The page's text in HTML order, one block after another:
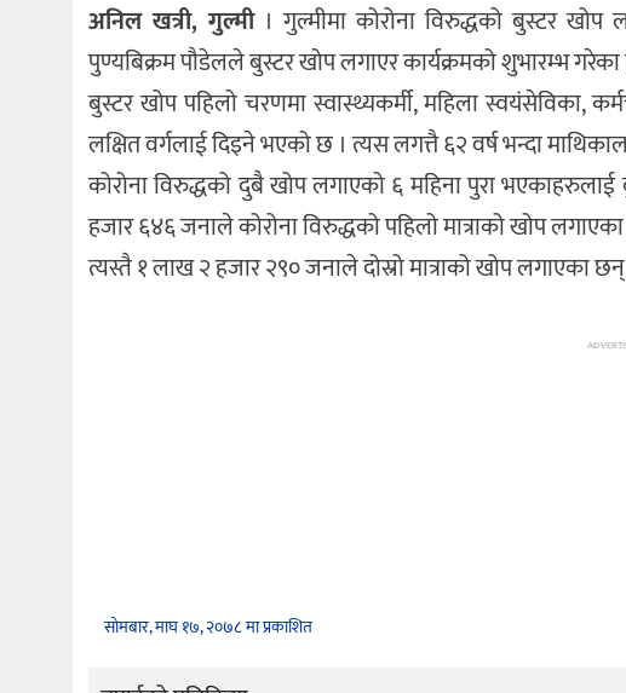
अनिल खत्री, गुल्मी। गुल्मीमा कोरोना विरुद्धको बुस्टर
पुण्यबिक्रम पौडेलले बुस्टर खोप लगाएर कार्यक्रमको शुभारम्भ गरेका
बुस्टर खोप पहिलो चरणमा स्वास्थ्यकर्मी, महिला स्वयंसेविका,
लक्षित वर्गलाई दिइने भएको छ । त्यस लगत्तै ६२ वर्ष भन्दा
कोरोना विरुद्धको दुबै खोप लगाएको ६ महिना पुरा
हजार ६४६ जनाले कोरोना विरुद्धको पहिलो मात्राको खोप
त्यस्तै १ लाख २ हजार २९० जनाले दोस्रो मात्राको खोप लगाएका
सोमबार, माघ १७, २०७८ मा प्रकाशित